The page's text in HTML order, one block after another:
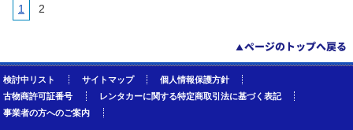
1 2
検討中リスト サイトマップ
個人情報保護方針
古物商許可証番号
レンタカーに関する特定商取引法に基づく表記
事業者の方へのご案内